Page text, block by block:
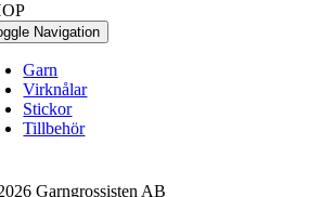
Navigation
Garn
Virknålar
Stickor
Tillbehör
Garngrossisten AB